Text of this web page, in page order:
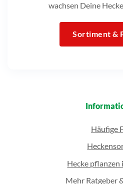
wachsen Deine
Sortiment &
Häufige
Hecke pflanzen
Mehr Ratgeber